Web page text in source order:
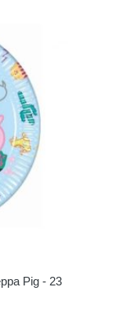
Pig - 23